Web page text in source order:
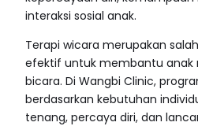
interaksi sosial anak.
Terapi wicara merupakan
efektif untuk membantu anak
bicara. Di Wangbi Clinic,
berdasarkan kebutuhan
tenang, percaya diri, dan